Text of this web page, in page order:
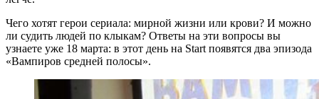
Чего хотят герои сериала: мирной жизни или крови? И можно
ли судить людей по клыкам? Ответы на эти вопросы вы
узнаете уже 18 марта: в этот день на Start появятся два эпизода
«Вампиров средней полосы».